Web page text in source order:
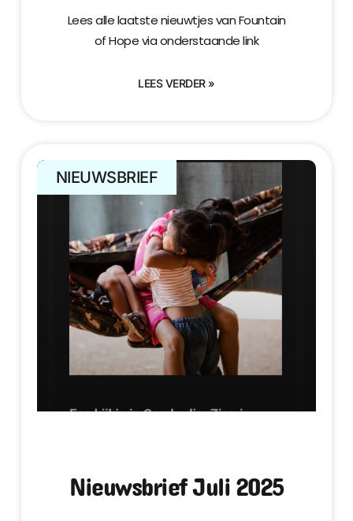
Lees alle laatste nieuwtjes van Fountain
of Hope via onderstaande link
LEES VERDER »
NIEUWSBRIEF
Nieuwsbrief Juli 2025